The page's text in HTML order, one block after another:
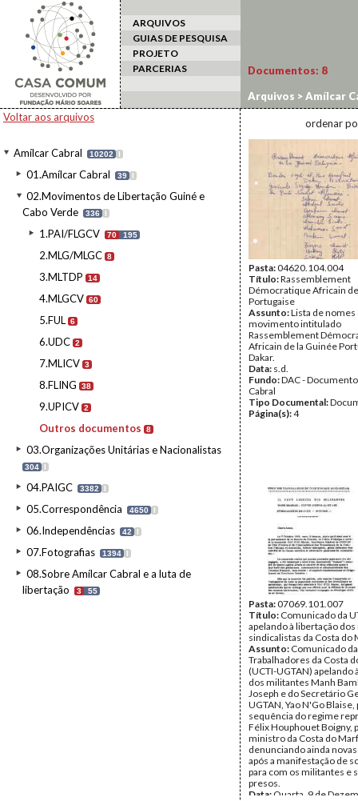
ARQUIVOS
GUIAS DE PESQUISA
PROJETO
PARCERIAS
Voltar aos arquivos
Amílcar Cabral 10202 I
01.Amílcar Cabral 39 I
02.Movimentos de Libertação Guiné e
Cabo Verde
336 I
1.PAI/FLGCV 70 195
2.MLG/MLGC 8
3.MLTDP 14
4.MLGCV 60
5.FUL 6
6.UDC 2
7.MLICV 3
8.FLING 38
9.UPICV 2
Outros documentos 8
03.Organizações Unitárias e Nacionalistas
304 I
04.PAIGC 3382 I
05.Correspondência 4650 I
06.Independências 42 I
07.Fotografias 1394 I
08.Sobre Amílcar Cabral e a luta de
libertação
3 55
Documentos: 8
Arquivos >Amílcar
ordenar
Pasta:04620.104.004
Título:Rassemblement
Démocratique Africain
Portugaise
Assunto:Lista de nomes
movimento intitulado
Rassemblement
Africain de la Guinée
Dakar.
Data: s.d.
Fundo:DAC -
Cabral
Tipo Documental:
Página(s):4
Pasta:07069.101.007
Título: Comunicado da
apelando à libertação
sindicalistas da Costa do
Assunto: Comunicado
Trabalhadores da Costa
(UCTI-UGTAN) apelando
dos militantes Manh
Joseph e do Secretário
UGTAN, Yao N'Go Blaise,
sequência do regime
Félix Houphouet Boigny,
ministro da Costa do
denunciando ainda
após a manifestação de
para com os militantes e
presos.
Data: Quarta, 9 de